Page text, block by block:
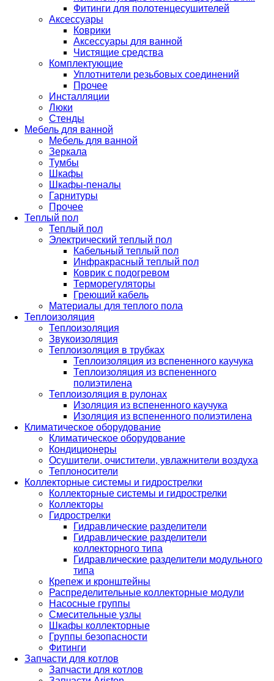
Фитинги для полотенцесушителей
Аксессуары
Коврики
Аксессуары для ванной
Чистящие средства
Комплектующие
Уплотнители резьбовых соединений
Прочее
Инсталляции
Люки
Стенды
Мебель для ванной
Мебель для ванной
Зеркала
Тумбы
Шкафы
Шкафы-пеналы
Гарнитуры
Прочее
Теплый пол
Теплый пол
Электрический теплый пол
Кабельный теплый пол
Инфракрасный теплый пол
Коврик с подогревом
Терморегуляторы
Греющий кабель
Материалы для теплого пола
Теплоизоляция
Теплоизоляция
Звукоизоляция
Теплоизоляция в трубках
Теплоизоляция из вспененного каучука
Теплоизоляция из вспененного
полиэтилена
Теплоизоляция в рулонах
Изоляция из вспененного каучука
Изоляция из вспененного полиэтилена
Климатическое оборудование
Климатическое оборудование
Кондиционеры
Осушители, очистители, увлажнители воздуха
Теплоносители
Коллекторные системы и гидрострелки
Коллекторные системы и гидрострелки
Коллекторы
Гидрострелки
Гидравлические разделители
Гидравлические разделители
коллекторного типа
Гидравлические разделители модульного
типа
Крепеж и кронштейны
Распределительные коллекторные модули
Насосные группы
Смесительные узлы
Шкафы коллекторные
Группы безопасности
Фитинги
Запчасти для котлов
Запчасти для котлов